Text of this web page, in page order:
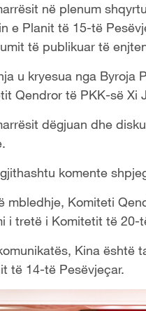
në plenum
e Planit të 15-të
të publikuar të
u kryesua nga Byroja
Qendror të PKK-së Xi
dëgjuan dhe
komente
mbledhje, Komiteti
i tretë i Komitetit të 20-
Kina është
të 14-të Pesëvjeçar.